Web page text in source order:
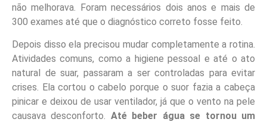
não melhorava. Foram necessários dois anos e mais de
300 exames até que o diagnóstico correto fosse feito.
Depois disso ela precisou mudar completamente a rotina.
Atividades comuns, como a higiene pessoal e até o ato
natural de suar, passaram a ser controladas para evitar
crises. Ela cortou o cabelo porque o suor fazia a cabeça
pinicar e deixou de usar ventilador, já que o vento na pele
causava desconforto. Até beber água se tornou um